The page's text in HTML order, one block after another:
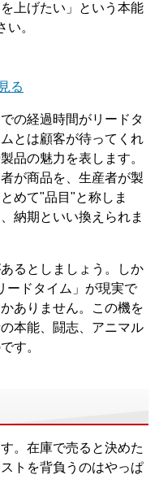
上げたい」という本能
。
る
の経過時間がリードタ
とは顧客が待ってくれ
品の魅力を表します。
が商品を、生産者が製
めて"品目"と称しま
納期といい換えられま
るとしましょう。しか
ードタイム」が現実で
ありません。この機を
本能、闘志、アニマル
す。
。在庫で売ると決めた
トを背負うのはやっぱ